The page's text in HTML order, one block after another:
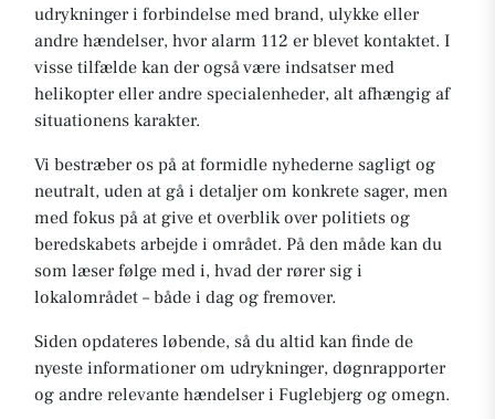
udrykninger i forbindelse med brand, ulykke eller
andre hændelser, hvor alarm 112 er blevet kontaktet. I
visse tilfælde kan der også være indsatser med
helikopter eller andre specialenheder, alt afhængig af
situationens karakter.
Vi bestræber os på at formidle nyhederne sagligt og
neutralt, uden at gå i detaljer om konkrete sager, men
med fokus på at give et overblik over politiets og
beredskabets arbejde i området. På den måde kan du
som læser følge med i, hvad der rører sig i
lokalområdet – både i dag og fremover.
Siden opdateres løbende, så du altid kan finde de
nyeste informationer om udrykninger, døgnrapporter
og andre relevante hændelser i Fuglebjerg og omegn.